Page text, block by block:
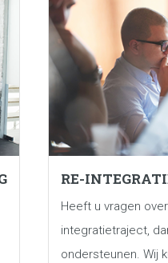
RE-
Heeft u vragen
integratietraject,
ondersteunen. Wij